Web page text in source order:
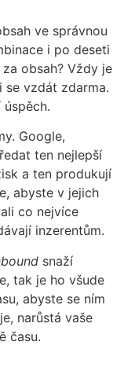
ve správnou
i po deseti
obsah? Vždy je
vzdát zdarma.
Google,
ten nejlepší
a ten produkují
abyste v jejich
co nejvíce
inzerentům.
snaží
tak je ho všude
abyste se ním
narůstá vaše
času.